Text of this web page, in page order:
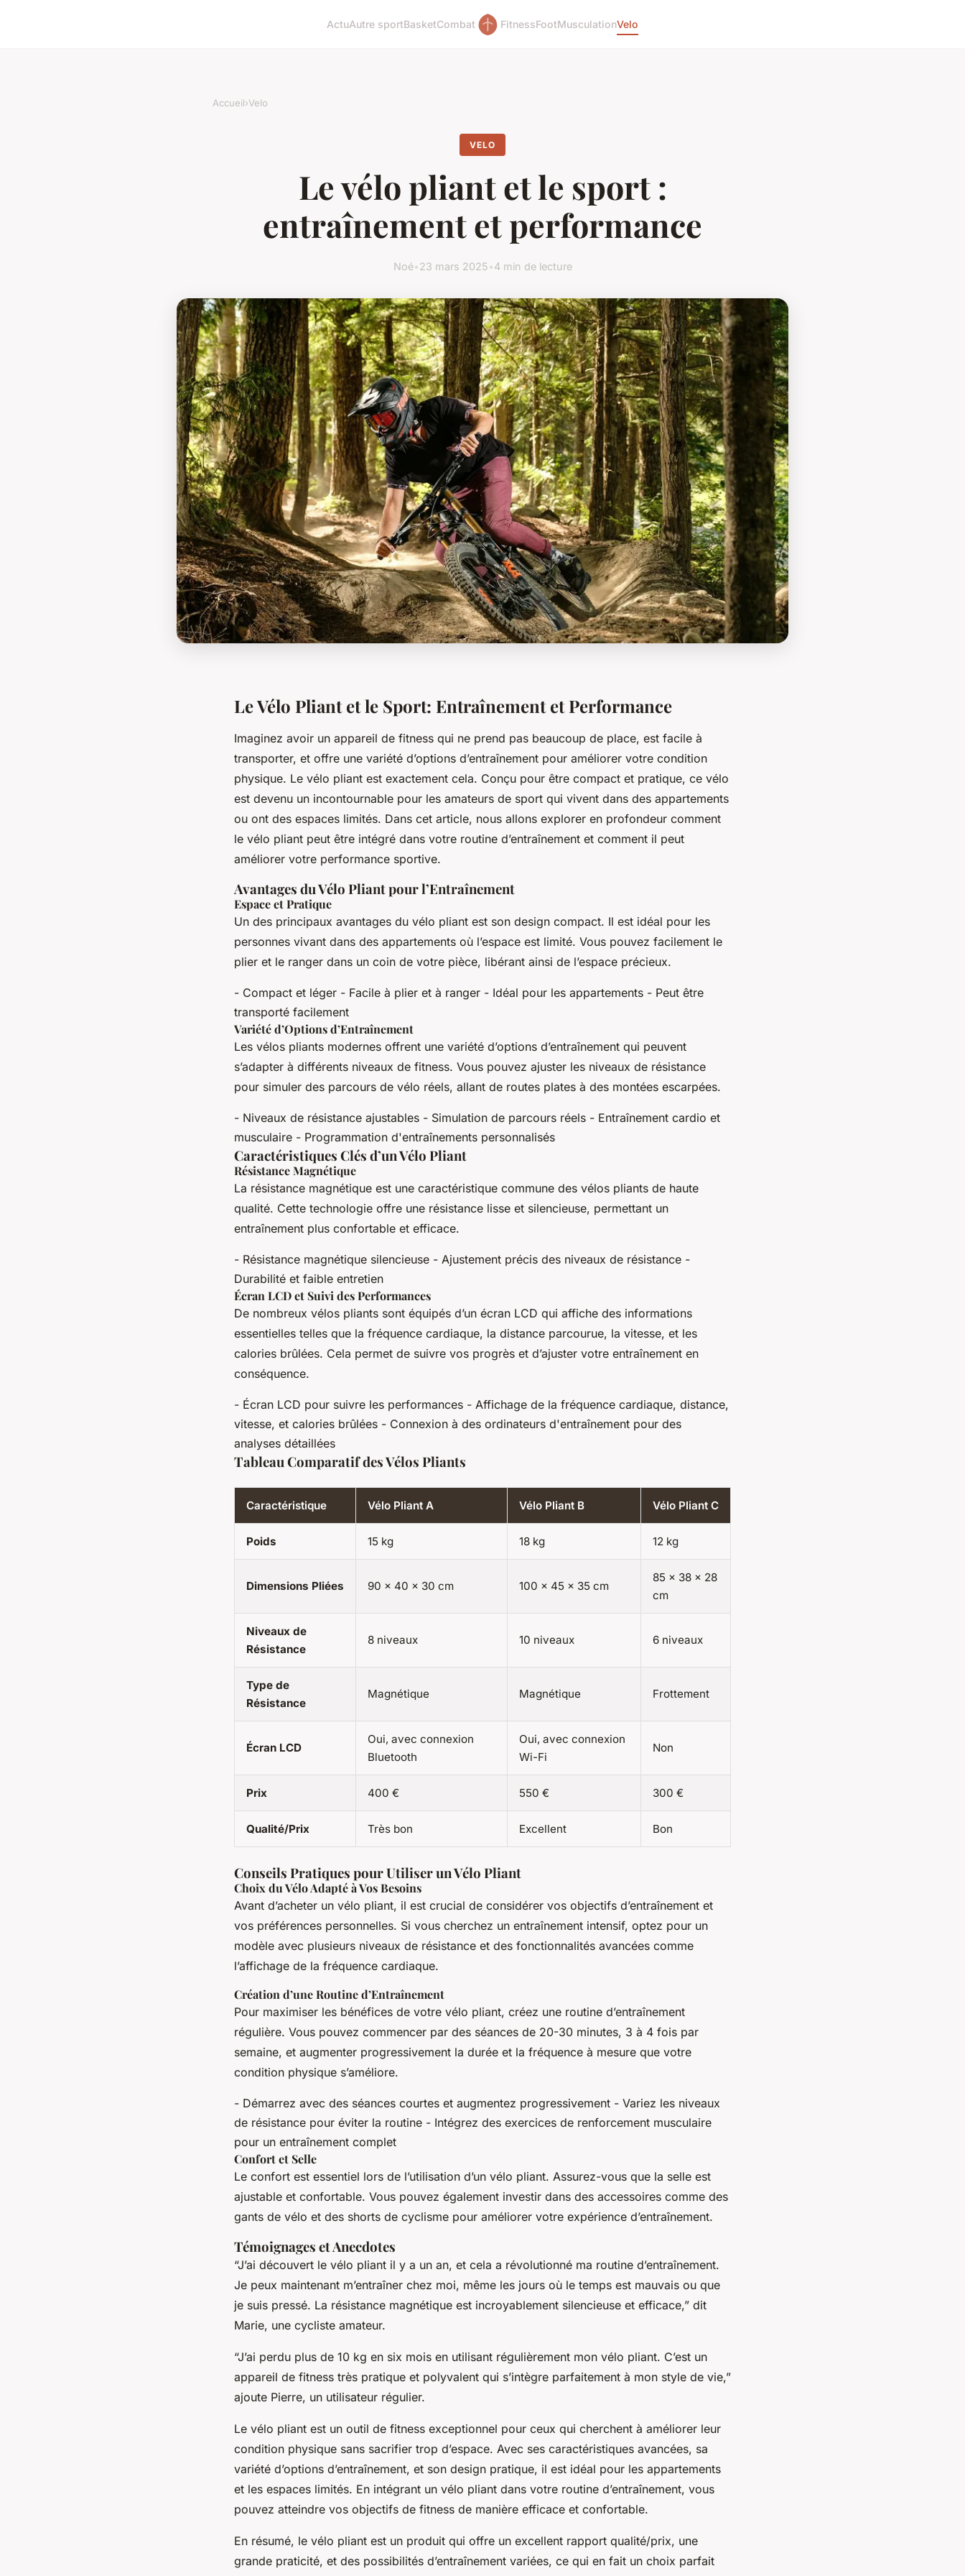
ActuAutre sportBasketCombat FitnessFootMusculationVelo
Accueil›Velo
VELO
Le vélo pliant et le sport :
entraînement et performance
Noé•23 mars 2025•4 min de lecture
Le Vélo Pliant et le Sport: Entraînement et Performance
Imaginez avoir un appareil de fitness qui ne prend pas beaucoup de place, est facile à
transporter, et offre une variété d’options d’entraînement pour améliorer votre condition
physique. Le vélo pliant est exactement cela. Conçu pour être compact et pratique, ce vélo
est devenu un incontournable pour les amateurs de sport qui vivent dans des appartements
ou ont des espaces limités. Dans cet article, nous allons explorer en profondeur comment
le vélo pliant peut être intégré dans votre routine d’entraînement et comment il peut
améliorer votre performance sportive.
Avantages du Vélo Pliant pour l’Entraînement
Espace et Pratique
Un des principaux avantages du vélo pliant est son design compact. Il est idéal pour les
personnes vivant dans des appartements où l’espace est limité. Vous pouvez facilement le
plier et le ranger dans un coin de votre pièce, libérant ainsi de l’espace précieux.
- Compact et léger - Facile à plier et à ranger - Idéal pour les appartements - Peut être
transporté facilement
Variété d’Options d’Entraînement
Les vélos pliants modernes offrent une variété d’options d’entraînement qui peuvent
s’adapter à différents niveaux de fitness. Vous pouvez ajuster les niveaux de résistance
pour simuler des parcours de vélo réels, allant de routes plates à des montées escarpées.
- Niveaux de résistance ajustables - Simulation de parcours réels - Entraînement cardio et
musculaire - Programmation d'entraînements personnalisés
Caractéristiques Clés d’un Vélo Pliant
Résistance Magnétique
La résistance magnétique est une caractéristique commune des vélos pliants de haute
qualité. Cette technologie offre une résistance lisse et silencieuse, permettant un
entraînement plus confortable et efficace.
- Résistance magnétique silencieuse - Ajustement précis des niveaux de résistance -
Durabilité et faible entretien
Écran LCD et Suivi des Performances
De nombreux vélos pliants sont équipés d’un écran LCD qui affiche des informations
essentielles telles que la fréquence cardiaque, la distance parcourue, la vitesse, et les
calories brûlées. Cela permet de suivre vos progrès et d’ajuster votre entraînement en
conséquence.
- Écran LCD pour suivre les performances - Affichage de la fréquence cardiaque, distance,
vitesse, et calories brûlées - Connexion à des ordinateurs d'entraînement pour des
analyses détaillées
Tableau Comparatif des Vélos Pliants
Caractéristique Vélo Pliant A Vélo Pliant B Vélo Pliant C
Poids 15 kg 18 kg 12 kg
Dimensions Pliées 90 x 40 x 30 cm 100 x 45 x 35 cm
85 x 38 x 28
cm
Niveaux de
Résistance
8 niveaux 10 niveaux 6 niveaux
Type de
Résistance
Magnétique Magnétique Frottement
Écran LCD
Oui, avec connexion
Bluetooth
Oui, avec connexion
Wi-Fi
Non
Prix 400 € 550 € 300 €
Qualité/Prix Très bon Excellent Bon
Conseils Pratiques pour Utiliser un Vélo Pliant
Choix du Vélo Adapté à Vos Besoins
Avant d’acheter un vélo pliant, il est crucial de considérer vos objectifs d’entraînement et
vos préférences personnelles. Si vous cherchez un entraînement intensif, optez pour un
modèle avec plusieurs niveaux de résistance et des fonctionnalités avancées comme
l’affichage de la fréquence cardiaque.
Création d’une Routine d’Entraînement
Pour maximiser les bénéfices de votre vélo pliant, créez une routine d’entraînement
régulière. Vous pouvez commencer par des séances de 20-30 minutes, 3 à 4 fois par
semaine, et augmenter progressivement la durée et la fréquence à mesure que votre
condition physique s’améliore.
- Démarrez avec des séances courtes et augmentez progressivement - Variez les niveaux
de résistance pour éviter la routine - Intégrez des exercices de renforcement musculaire
pour un entraînement complet
Confort et Selle
Le confort est essentiel lors de l’utilisation d’un vélo pliant. Assurez-vous que la selle est
ajustable et confortable. Vous pouvez également investir dans des accessoires comme des
gants de vélo et des shorts de cyclisme pour améliorer votre expérience d’entraînement.
Témoignages et Anecdotes
“J’ai découvert le vélo pliant il y a un an, et cela a révolutionné ma routine d’entraînement.
Je peux maintenant m’entraîner chez moi, même les jours où le temps est mauvais ou que
je suis pressé. La résistance magnétique est incroyablement silencieuse et efficace,” dit
Marie, une cycliste amateur.
“J’ai perdu plus de 10 kg en six mois en utilisant régulièrement mon vélo pliant. C’est un
appareil de fitness très pratique et polyvalent qui s’intègre parfaitement à mon style de vie,”
ajoute Pierre, un utilisateur régulier.
Le vélo pliant est un outil de fitness exceptionnel pour ceux qui cherchent à améliorer leur
condition physique sans sacrifier trop d’espace. Avec ses caractéristiques avancées, sa
variété d’options d’entraînement, et son design pratique, il est idéal pour les appartements
et les espaces limités. En intégrant un vélo pliant dans votre routine d’entraînement, vous
pouvez atteindre vos objectifs de fitness de manière efficace et confortable.
En résumé, le vélo pliant est un produit qui offre un excellent rapport qualité/prix, une
grande praticité, et des possibilités d’entraînement variées, ce qui en fait un choix parfait